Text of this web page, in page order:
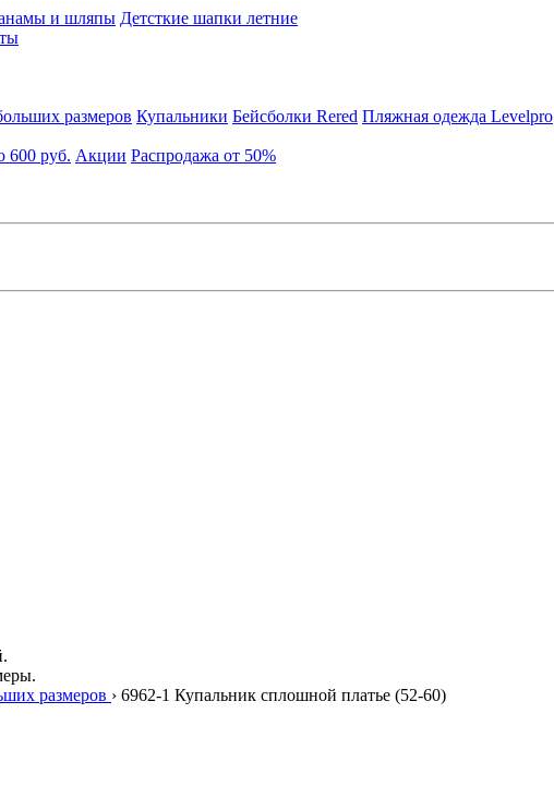
и шляпы Детсткие шапки летние
размеров Купальники Бейсболки Rered Пляжная одежда Levelpro
600 руб. Акции Распродажа от 50%
размеров › 6962-1 Купальник сплошной платье (52-60)